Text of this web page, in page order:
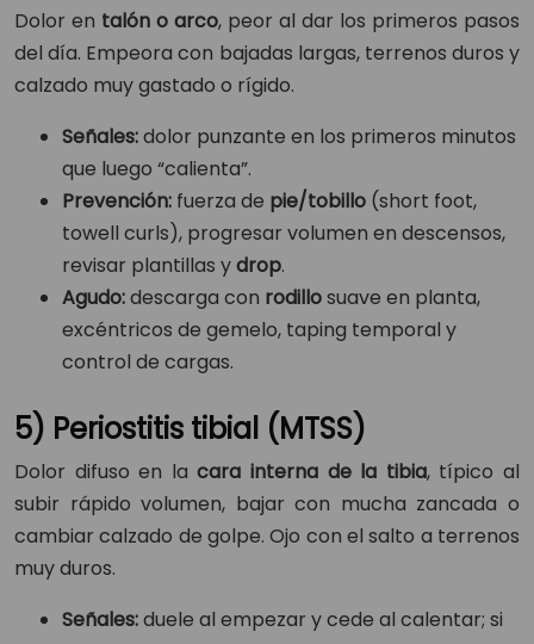
Dolor en talón o arco, peor al dar los primeros pasos
del día. Empeora con bajadas largas, terrenos duros y
calzado muy gastado o rígido.
Señales:dolor punzante en los primeros minutos
que luego “calienta”.
Prevención: fuerza de pie/tobillo (short foot,
towell curls), progresar volumen en descensos,
revisar plantillas ydrop.
Agudo:descarga con rodillosuave en planta,
excéntricos de gemelo, taping temporal y
control de cargas.
5) Periostitis tibial (MTSS)
Dolor difuso en lacara interna de la tibia, típico al
subir rápido volumen, bajar con mucha zancada o
cambiar calzado de golpe. Ojo con el salto a terrenos
muy duros.
Señales:duele al empezar y cede al calentar; si